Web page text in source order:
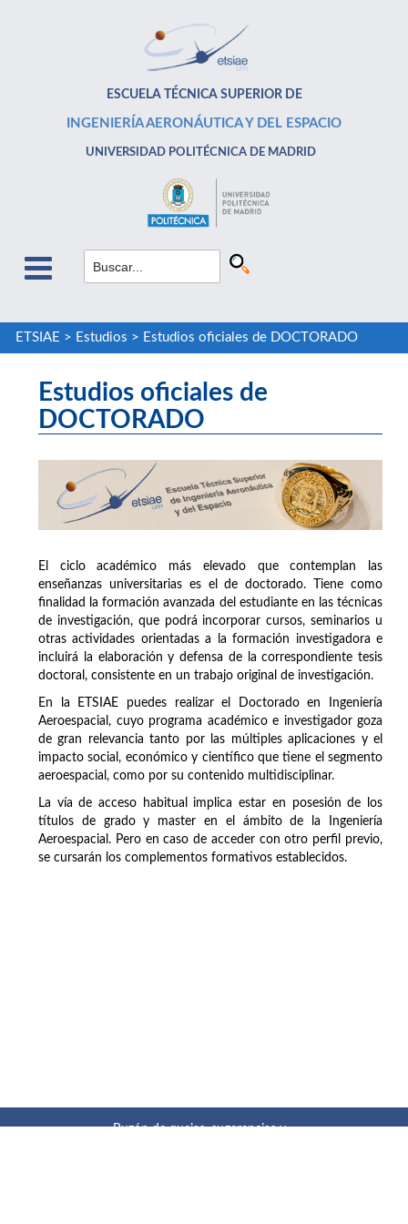
ESCUELA TÉCNICA SUPERIOR DE
INGENIERÍA AERONÁUTICA Y DEL ESPACIO
UNIVERSIDAD POLITÉCNICA DE MADRID
ETSIAE > Estudios > Estudios oficiales de DOCTORADO
Estudios oficiales de
DOCTORADO
El ciclo académico más elevado que contemplan las
enseñanzas universitarias es el de doctorado. Tiene como
finalidad la formación avanzada del estudiante en las técnicas
de investigación, que podrá incorporar cursos, seminarios u
otras actividades orientadas a la formación investigadora e
incluirá la elaboración y defensa de la correspondiente tesis
doctoral, consistente en un trabajo original de investigación.
En la ETSIAE puedes realizar el Doctorado en Ingeniería
Aeroespacial, cuyo programa académico e investigador goza
de gran relevancia tanto por las múltiples aplicaciones y el
impacto social, económico y científico que tiene el segmento
aeroespacial, como por su contenido multidisciplinar.
La vía de acceso habitual implica estar en posesión de los
títulos de grado y master en el ámbito de la Ingeniería
Aeroespacial. Pero en caso de acceder con otro perfil previo,
se cursarán los complementos formativos establecidos.
Buzón de quejas, sugerencias y